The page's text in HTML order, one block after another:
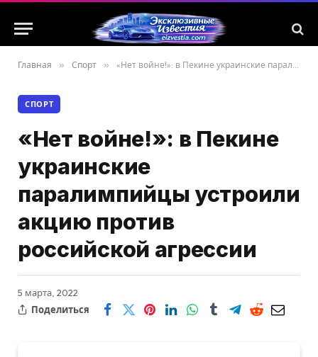
Главная » Спорт » «Нет войне!»: в Пекине украинские паралимпийцы устроили акцию против российской агрессии
СПОРТ
«Нет войне!»: в Пекине
украинские
паралимпийцы устроили
акцию против
российской агрессии
5 марта, 2022
Поделиться